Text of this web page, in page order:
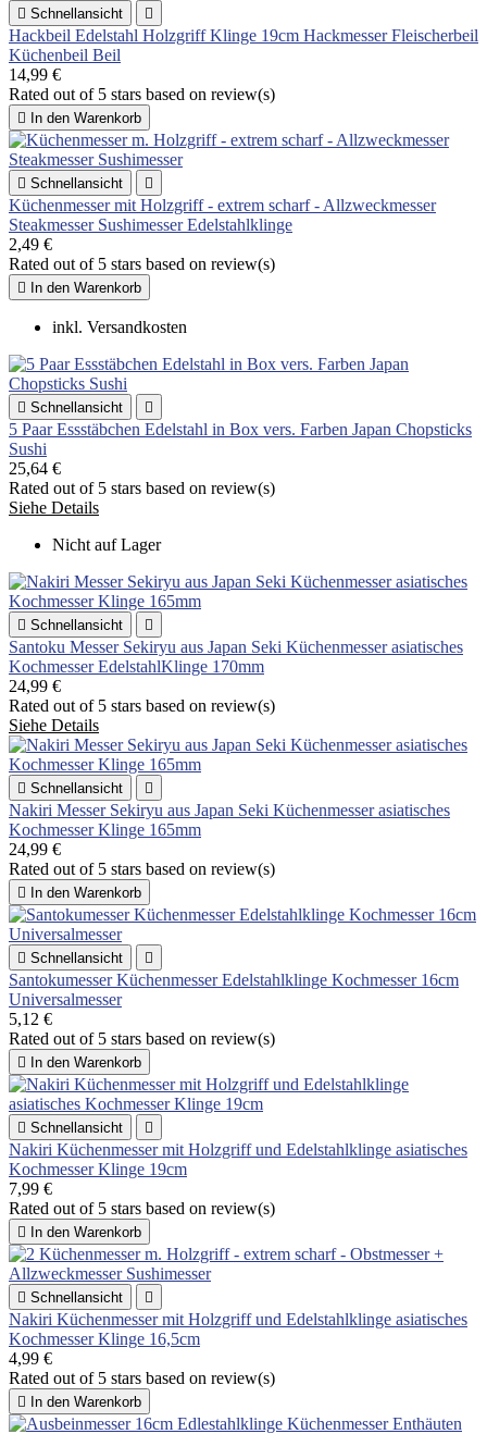
 Schnellansicht 
Hackbeil Edelstahl Holzgriff Klinge 19cm Hackmesser Fleischerbeil
Küchenbeil Beil
14,99 €
Rated out of 5 stars based on review(s)
 In den Warenkorb
 Schnellansicht 
Küchenmesser mit Holzgriff - extrem scharf - Allzweckmesser
Steakmesser Sushimesser Edelstahlklinge
2,49 €
Rated out of 5 stars based on review(s)
 In den Warenkorb
inkl. Versandkosten
 Schnellansicht 
5 Paar Essstäbchen Edelstahl in Box vers. Farben Japan Chopsticks
Sushi
25,64 €
Rated out of 5 stars based on review(s)
Siehe Details
Nicht auf Lager
 Schnellansicht 
Santoku Messer Sekiryu aus Japan Seki Küchenmesser asiatisches
Kochmesser EdelstahlKlinge 170mm
24,99 €
Rated out of 5 stars based on review(s)
Siehe Details
 Schnellansicht 
Nakiri Messer Sekiryu aus Japan Seki Küchenmesser asiatisches
Kochmesser Klinge 165mm
24,99 €
Rated out of 5 stars based on review(s)
 In den Warenkorb
 Schnellansicht 
Santokumesser Küchenmesser Edelstahlklinge Kochmesser 16cm
Universalmesser
5,12 €
Rated out of 5 stars based on review(s)
 In den Warenkorb
 Schnellansicht 
Nakiri Küchenmesser mit Holzgriff und Edelstahlklinge asiatisches
Kochmesser Klinge 19cm
7,99 €
Rated out of 5 stars based on review(s)
 In den Warenkorb
 Schnellansicht 
Nakiri Küchenmesser mit Holzgriff und Edelstahlklinge asiatisches
Kochmesser Klinge 16,5cm
4,99 €
Rated out of 5 stars based on review(s)
 In den Warenkorb